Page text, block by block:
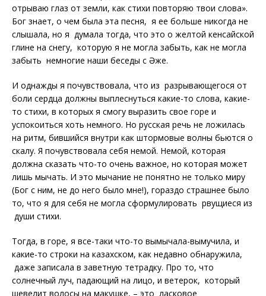
отрываю глаз от земли, как стихи повторяю твои слова».
Бог знает, о чем была эта песня, я ее больше никогда не
слышала, но я думала тогда, что это о желтой кенсайской
глине на снегу, которую я не могла забыть, как не могла
забыть немногие наши беседы с Әже.
И однажды я почувствовала, что из разрывающегося от
боли сердца должны выплеснуться какие-то слова, какие-
то стихи, в которых я смогу выразить свое горе и
успокоиться хоть немного. Но русская речь не ложилась
на ритм, бившийся внутри как штормовые волны бьются о
скалу. Я почувствовала себя немой. Немой, которая
должна сказать что-то очень важное, но которая может
лишь мычать. И это мычание не понятно не только миру
(Бог с ним, не до него было мне!), гораздо страшнее было
то, что я для себя не могла сформулировать рвущиеся из
души стихи.
Тогда, в горе, я все-таки что-то вымычала-вымучила, и
какие-то строки на казахском, как недавно обнаружила,
даже записала в заветную тетрадку. Про то, что
солнечный луч, падающий на лицо, и ветерок, который
шевелит волосы на макушке, – это ласковое